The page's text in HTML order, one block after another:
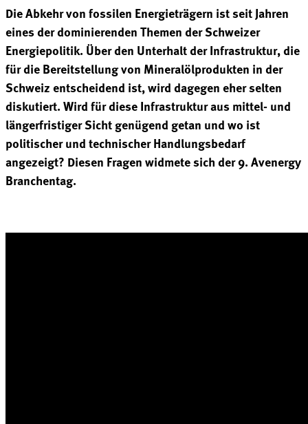
Die Abkehr von fossilen Energieträgern ist seit Jahren
eines der dominierenden Themen der Schweizer
Energiepolitik. Über den Unterhalt der Infrastruktur, die
für die Bereitstellung von Mineralöl­produkten in der
Schweiz entscheidend ist, wird dagegen eher selten
diskutiert. Wird für diese Infrastruktur aus mittel- und
längerfristiger Sicht genügend getan und wo ist
politischer und technischer Handlungsbedarf
angezeigt? Diesen Fragen widmete sich der 9. Avenergy
Branchentag.